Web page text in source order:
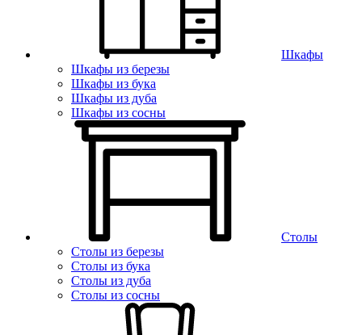
Шкафы
Шкафы из березы
Шкафы из бука
Шкафы из дуба
Шкафы из сосны
Столы
Столы из березы
Столы из бука
Столы из дуба
Столы из сосны